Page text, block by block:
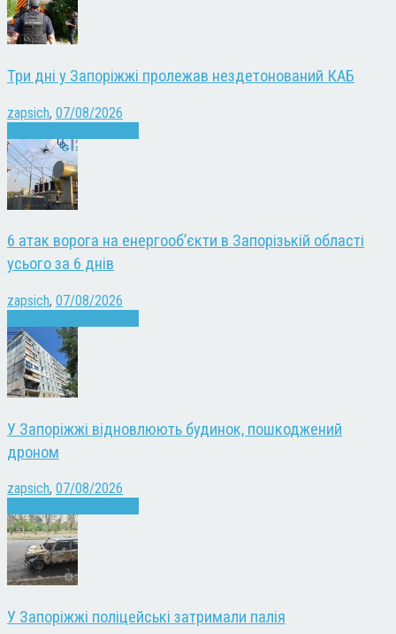
Три дні у Запоріжжі пролежав нездетонований КАБ
zapsich, 07/08/2026
6 атак ворога на енергооб’єкти в Запорізькій області
усього за 6 днів
zapsich, 07/08/2026
У Запоріжжі відновлюють будинок, пошкоджений
дроном
zapsich, 07/08/2026
У Запоріжжі поліцейські затримали палія